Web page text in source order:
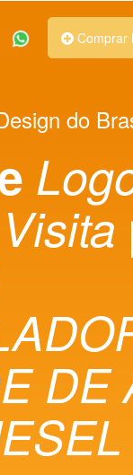
Comprar
do
DE